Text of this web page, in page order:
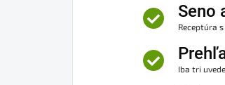
Seno
Receptúra
Iba tri